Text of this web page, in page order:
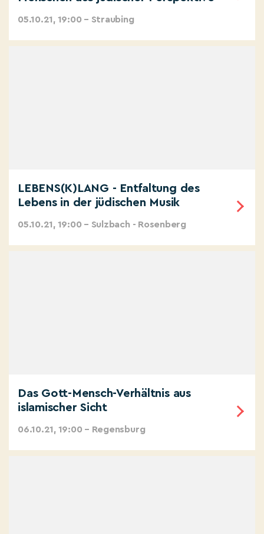
05.10.21, 19:00 – Straubing
LEBENS(K)LANG - Entfaltung des
Lebens in der jüdischen Musik
05.10.21, 19:00 – Sulzbach - Rosenberg
Das Gott-Mensch-Verhältnis aus
islamischer Sicht
06.10.21, 19:00 – Regensburg